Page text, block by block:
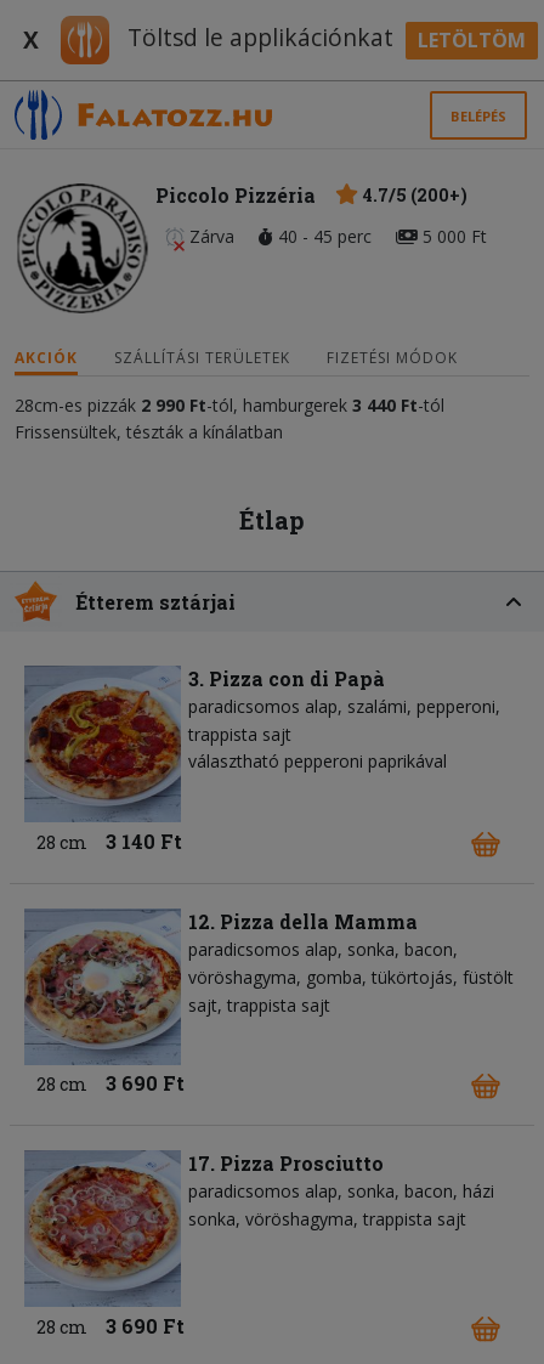
X Töltsd le applikációnkat LETÖLTÖM
BELÉPÉS
Piccolo Pizzéria
4.7/5 (200+)
Zárva
40 - 45 perc 5 000 Ft
AKCIÓK SZÁLLÍTÁSI TERÜLETEK FIZETÉSI MÓDOK
28cm-es pizzák 2 990 Ft-tól, hamburgerek 3 440 Ft-tól
Frissensültek, tészták a kínálatban
Étlap
Étterem sztárjai
3. Pizza con di Papà
paradicsomos alap szalámi pepperoni
trappista sajt
választható pepperoni paprikával
28 cm 3 140 Ft
12. Pizza della Mamma
paradicsomos alap sonka bacon
vöröshagyma gomba tükörtojás füstölt
sajt trappista sajt
28 cm 3 690 Ft
17. Pizza Prosciutto
paradicsomos alap sonka bacon házi
sonka vöröshagyma trappista sajt
28 cm 3 690 Ft